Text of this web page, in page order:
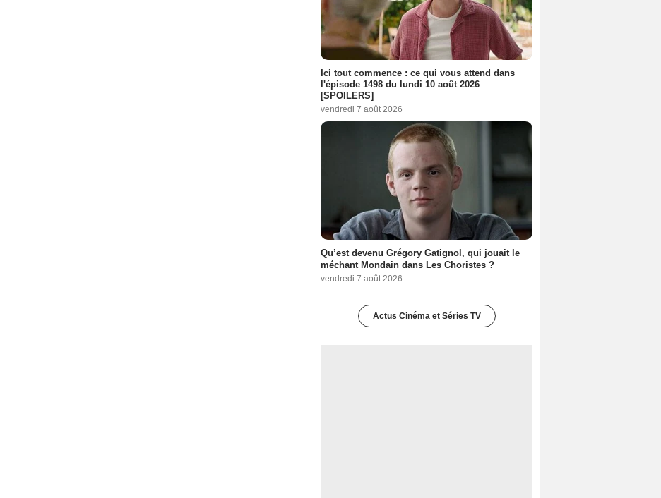
Ici tout commence : ce qui vous attend dans
l'épisode 1498 du lundi 10 août 2026
[SPOILERS]
vendredi 7 août 2026
Qu’est devenu Grégory Gatignol, qui jouait le
méchant Mondain dans Les Choristes ?
vendredi 7 août 2026
Actus Cinéma et Séries TV